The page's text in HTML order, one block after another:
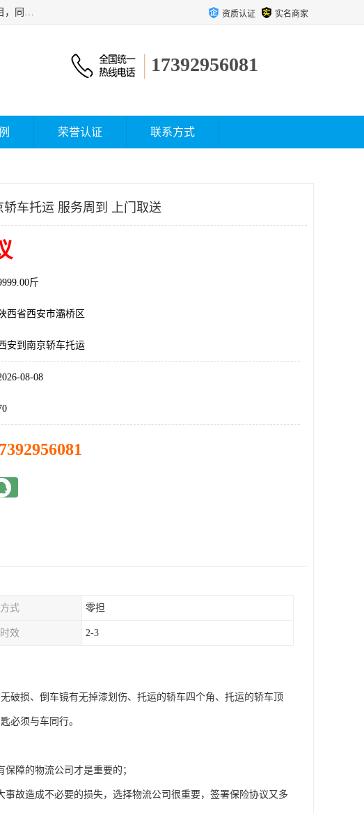
西安福鸿祥物流有限公司成立于2021年，位于陕西省西安市灞桥区，公司主要从事国内货物运输代理、装卸搬运等一般项目，同时具备道路货物运输（不含危险货物）的许可资质。凭借专业的物流服务和*的运输能力，公司致力于为客户提供安全、可靠的物流解决方案，满足多样化的运输需求，助力企业*运营。 资质认证 实名商家
17392956081
荣誉认证 联系方式
轿车托运 服务周到 上门取送
斤
西省西安市灞桥区
安到南京轿车托运
08-08
式 零担
效 2-3
破损、倒车镜有无掉漆划伤、托运的轿车四个角、托运的轿车顶
必须与车同行。
障的物流公司才是重要的；
故造成不必要的损失，选择物流公司很重要，签署保险协议又多